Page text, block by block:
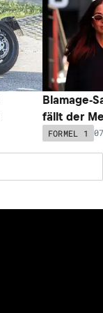
Blamage-
fällt der
FORMEL 1